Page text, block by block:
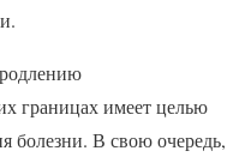
границах имеет целью
болезни. В свою очередь,